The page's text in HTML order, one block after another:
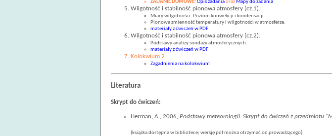
ZADANIE DOMOWE:Opis zadaniaorazMapy do zadania
Wilgotność i stabilność pionowa atmosfery (cz.1).
Miary wilgotności. Poziom konwekcji i kondensacji.
Pionowa zmienność temperatury i wilgotności w atmosferze.
materiały z ćwiczeń w PDF
Wilgotność i stabilność pionowa atmosfery (cz.2).
Podstawy analizy sondaży atmosferycznych.
materiały z ćwiczeń w PDF
Kolokwium 2
Zagadnienia na kolokwium
Literatura
Skrypt do ćwiczeń:
Herman, A., 2006, Podstawy meteorologii. Skrypt do ćwiczeń z przedmiotu
(książka dostępna w bibliotece; wersję pdf można otrzymać od prowadzącego)